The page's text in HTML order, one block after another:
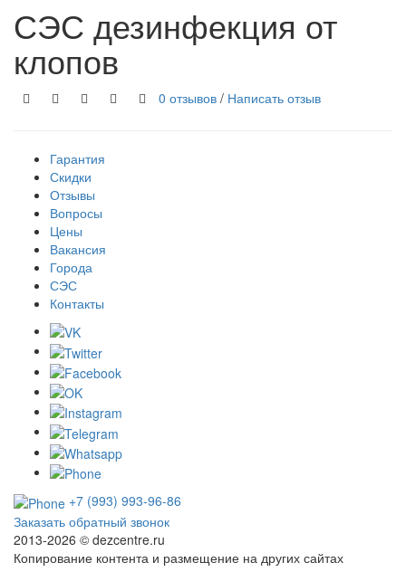
СЭС дезинфекция от
клопов
0 отзывов / Написать отзыв
Гарантия
Скидки
Отзывы
Вопросы
Цены
Вакансия
Города
СЭС
Контакты
+7 (993) 993-96-86
Заказать обратный звонок
2013-2026 © dezcentre.ru
Копирование контента и размещение на других сайтах